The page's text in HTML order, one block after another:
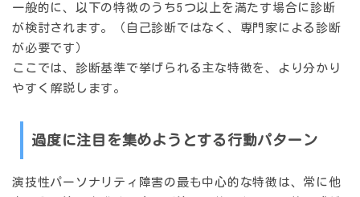
一般的に、以下の特徴のうち 5つ以上 を満たす場合に診断
が検討されます。（自己診断ではなく、専門家による診断
が必要です）
ここでは、診断基準で挙げられる主な特徴を、より分かり
やすく解説します。
過度に注目を集めようとする行動パターン
演技性パーソナリティ障害の最も中心的な特徴は、 常に他